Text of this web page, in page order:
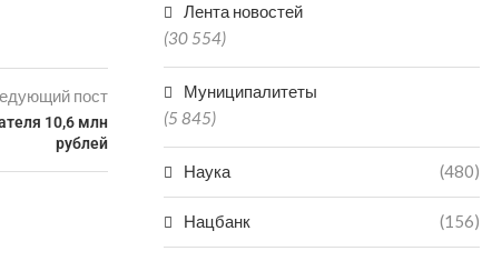
пост
10,6 млн
рублей
Лента новостей
(30 554)
Муниципалитеты
(5 845)
Наука (480)
Нацбанк (156)